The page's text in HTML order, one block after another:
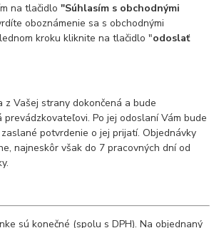
na tlačidlo "Súhlasím s obchodnými
oboznámenie sa s obchodnými
kroku kliknite na tlačidlo "odoslať
z Vašej strany dokončená a bude
Po jej odoslaní Vám bude
potvrdenie o jej prijatí. Objednávky
najneskôr však do 7 pracovných dní od
sú konečné (spolu s DPH). Na objednaný